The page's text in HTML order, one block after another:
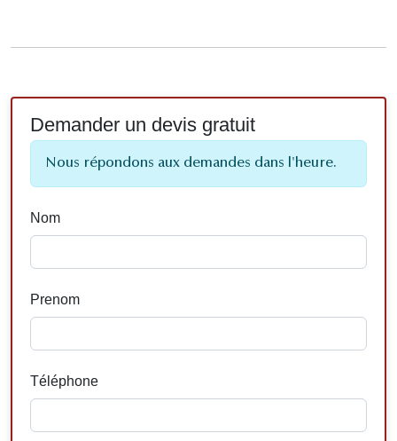
Demander un devis gratuit
Nous répondons aux demandes dans l'heure.
Nom
Prenom
Téléphone